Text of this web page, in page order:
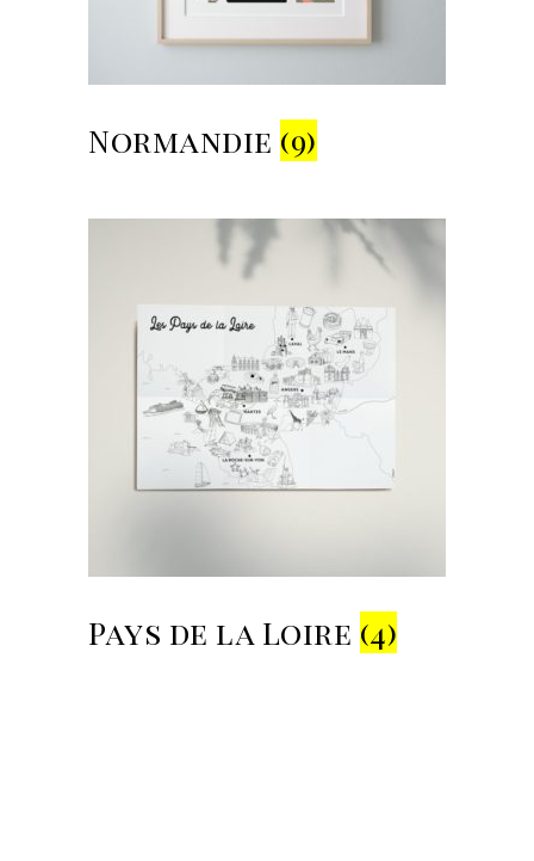
Normandie (9)
Pays de la Loire (4)